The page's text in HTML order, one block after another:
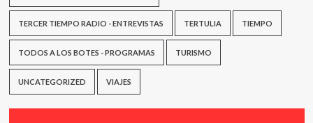
TERCER TIEMPO RADIO - ENTREVISTAS TERTULIA TIEMPO
TODOS A LOS BOTES - PROGRAMAS TURISMO
UNCATEGORIZED VIAJES